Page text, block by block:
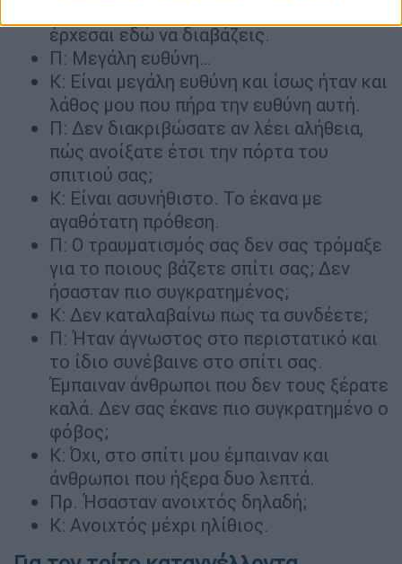
έρχεσαι εδώ να διαβάζεις.
Π: Μεγάλη ευθύνη…
Κ: Είναι μεγάλη ευθύνη και ίσως ήταν και
λάθος μου που πήρα την ευθύνη αυτή.
Π: Δεν διακριβώσατε αν λέει αλήθεια,
πώς ανοίξατε έτσι την πόρτα του
σπιτιού σας;
Κ: Είναι ασυνήθιστο. Το έκανα με
αγαθότατη πρόθεση.
Π: Ο τραυματισμός σας δεν σας τρόμαξε
για το ποιους βάζετε σπίτι σας; Δεν
ήσασταν πιο συγκρατημένος;
Κ: Δεν καταλαβαίνω πως τα συνδέετε;
Π: Ήταν άγνωστος στο περιστατικό και
το ίδιο συνέβαινε στο σπίτι σας.
Έμπαιναν άνθρωποι που δεν τους ξέρατε
καλά. Δεν σας έκανε πιο συγκρατημένο ο
φόβος;
Κ: Όχι, στο σπίτι μου έμπαιναν και
άνθρωποι που ήξερα δυο λεπτά.
Πρ. Ήσασταν ανοιχτός δηλαδή;
Κ: Ανοιχτός μέχρι ηλίθιος.